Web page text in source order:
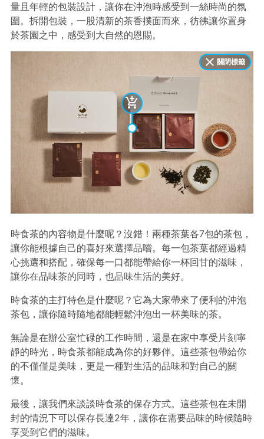
量且年輕的包裝設計，讓你在沖泡時感受到一絲時尚的氛
圍。拆開包裝，一股清新的茶香撲面而來，彷彿讓你置身
於茶園之中，感受到大自然的恩賜。
關閉標籤
時食茶的內容物是什麼呢？沒錯！兩種茶葉各7包的茶包，
讓你能根據自己的喜好來選擇品嚐。每一包茶葉都經過精
心挑選和搭配，確保每一口都能帶給你一杯回甘的滋味，
讓你在品味茶的同時，也品味生活的美好。
時食茶的主打特色是什麼呢？它為大家帶來了便利的沖泡
茶包，讓你隨時隨地都能輕鬆沖泡出一杯美味的茶。
無論是在辦公室忙碌的工作時間，還是在家中享受片刻寧
靜的時光，時食茶都能成為你的好夥伴。這些茶包帶給你
的不僅僅是美味，更是一種對生活的品味和對自己的關
懷。
最後，讓我們來談談時食茶的保存方式。這些茶包在未開
封的情況下可以保存長達2年，讓你在需要品味的時候隨時
享受到它們的滋味。